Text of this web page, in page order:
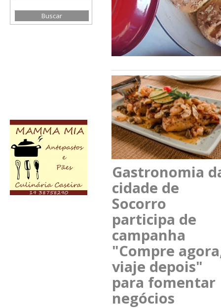
Gastronomia
cidade de
Socorro
participa de
campanha
"Compre
viaje depois"
para fomentar
negócios